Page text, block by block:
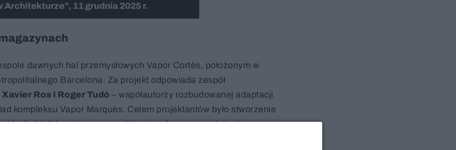
Architekturze”, 11 grudnia 2025 r.
dawnych hal przemysłowych Vapor Cortès, położonym w
Barcelona. Za projekt odpowiada zespół
Ros i Roger Tudó – współautorzy rozbudowanej adaptacji
kompleksu Vapor Marquès. Celem projektantów było stworzenie
działającej na rzecz osób z niepełnosprawnościami, przy
architektonicznych zabytkowej zabudowy przemysłowej.